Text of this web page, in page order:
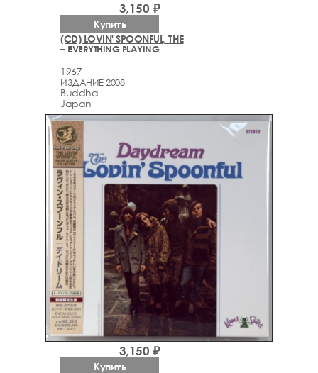
(CD) LOVIN' SPOONFUL, THE
– EVERYTHING PLAYING
1967
ИЗДАНИЕ 2008
Buddha
Japan
3,150 ₽
Купить
3,150 ₽
Купить